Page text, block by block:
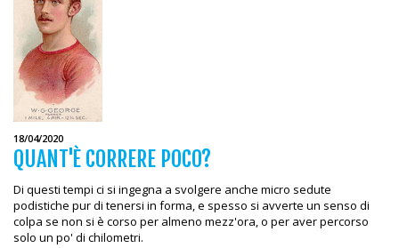
18/04/2020
QUANT'È CORRERE POCO?
Di questi tempi ci si ingegna a svolgere anche micro sedute
podistiche pur di tenersi in forma, e spesso si avverte un senso di
colpa se non si è corso per almeno mezz'ora, o per aver percorso
solo un po' di chilometri.